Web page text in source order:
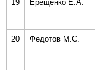
19 Ерещенко Е.А.
20 Федотов М.С.